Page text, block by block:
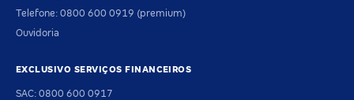
Telefone: 0800 600 0919 (premium)
Ouvidoria
EXCLUSIVO SERVIÇOS FINANCEIROS
SAC: 0800 600 0917